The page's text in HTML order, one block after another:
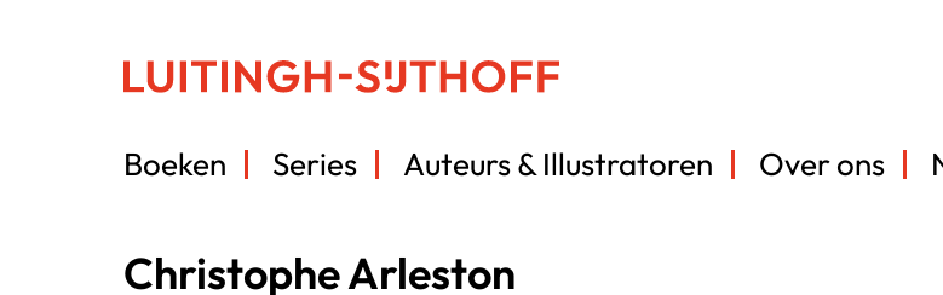
Boeken Series Auteurs & Illustratoren Over ons
Christophe Arleston